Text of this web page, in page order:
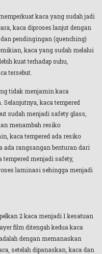
kaca yang sudah jadi
kaca diproses lanjut dengan
pendingingan (quenching)
kaca yang sudah melalui
kuat terhadap suhu,
tersebut.
tidak menjamin kaca
kaca tempered
sudah menjadi safety glass,
menambah resiko
kaca tempered ada resiko
ada rangsangan benturan dari
menjadi safety,
laminasi sehingga menjadi
2 kaca menjadi 1 kesatuan
film ditengah kedua kaca
dengan memanaskan
setelah dipanaskan, kaca dan